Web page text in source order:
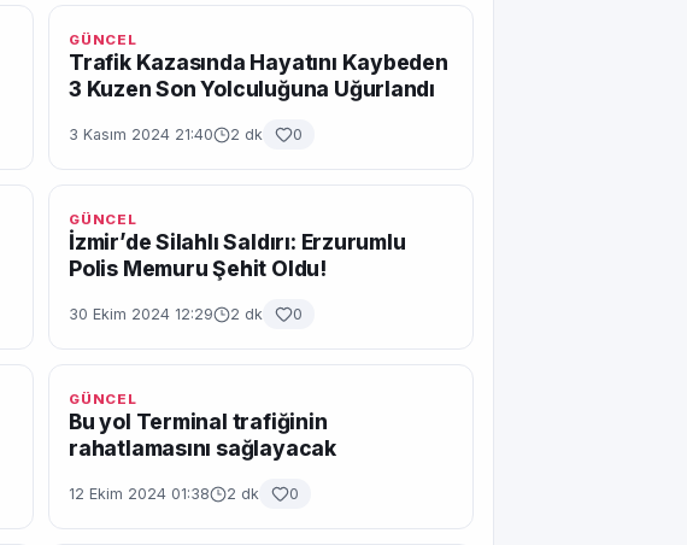
GÜNCEL
Trafik Kazasında Hayatını Kaybeden
3 Kuzen Son Yolculuğuna Uğurlandı
3 Kasım 2024 21:40 2 dk 0
GÜNCEL
İzmir’de Silahlı Saldırı: Erzurumlu
Polis Memuru Şehit Oldu!
30 Ekim 2024 12:29 2 dk 0
GÜNCEL
Bu yol Terminal trafiğinin
rahatlamasını sağlayacak
12 Ekim 2024 01:38 2 dk 0